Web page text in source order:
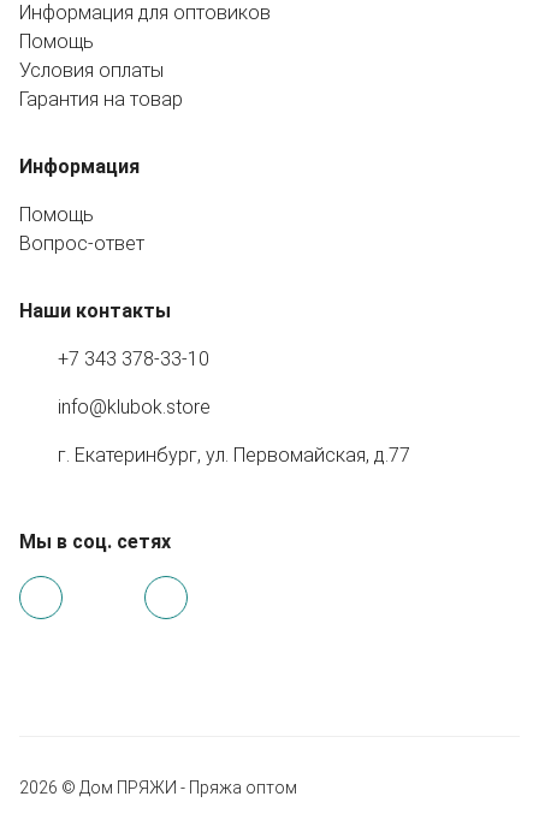
Информация для оптовиков
Помощь
Условия оплаты
Гарантия на товар
Информация
Помощь
Вопрос-ответ
Наши контакты
+7 343 378-33-10
info@klubok.store
г. Екатеринбург, ул. Первомайская, д.77
Мы в соц. сетях
2026 © Дом ПРЯЖИ - Пряжа оптом